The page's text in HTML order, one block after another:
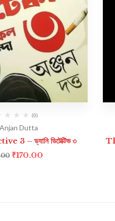
(0)
Anjan Dutta
3 – ড্যানি ডিটেক্টিভ ৩
₹170.00